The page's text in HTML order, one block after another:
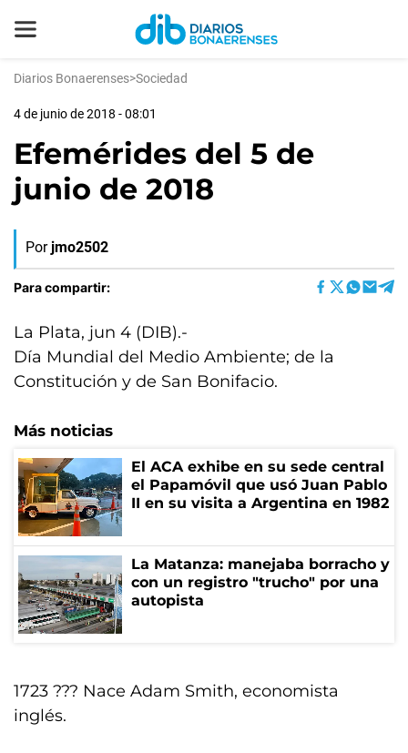
Diarios Bonaerenses>Sociedad
4 de junio de 2018 - 08:01
Efemérides del 5 de
junio de 2018
Por jmo2502
Para compartir:
La Plata, jun 4 (DIB).-
Día Mundial del Medio Ambiente; de la
Constitución y de San Bonifacio.
Más noticias
El ACA exhibe en su sede central
el Papamóvil que usó Juan Pablo
II en su visita a Argentina en 1982
La Matanza: manejaba borracho y
con un registro "trucho" por una
autopista
1723 ??? Nace Adam Smith, economista
inglés.